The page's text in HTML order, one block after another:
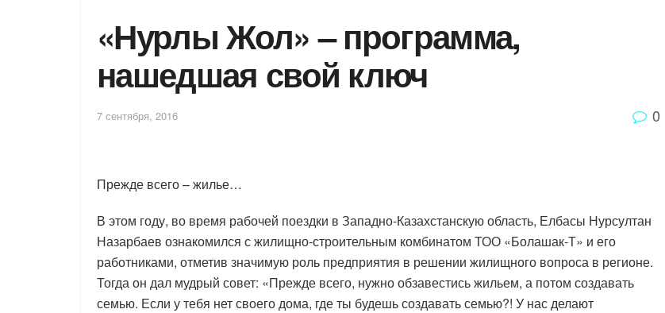
«Нурлы Жол» – программа,
нашедшая свой ключ
7 сентября, 2016 0
Прежде всего – жилье…
В этом году, во время рабочей поездки в Западно-Казахстанскую область, Елбасы Нурсултан
Назарбаев ознакомился с жилищно-строительным комбинатом ТОО «Болашак-Т» и его
работниками, отметив значимую роль предприятия в решении жилищного вопроса в регионе.
Тогда он дал мудрый совет: «Прежде всего, нужно обзавестись жильем, а потом создавать
семью. Если у тебя нет своего дома, где ты будешь создавать семью?! У нас делают